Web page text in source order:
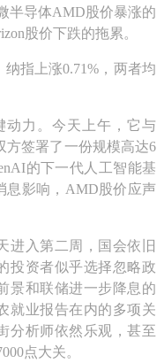
半导体AMD股价暴涨的
股价下跌的拖累。
指上涨0.71%，两者均
力。今天上午，它与
方签署了一份规模高达6
的下一代人工智能基
息影响，AMD股价应声
进入第二周，国会依旧
投资者似乎选择忽略政
景和联储进一步降息的
就业报告在内的多项关
分析师依然乐观，甚至
点大关。